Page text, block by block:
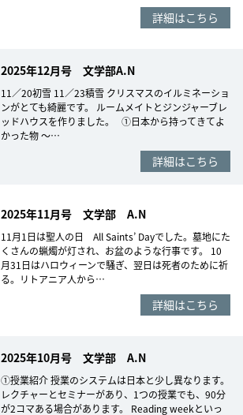
詳細はこちら
2025年12月号 文学部A.N
11／20初雪 11／23積雪 クリスマスのイルミネーショ
ンがとても綺麗です。 ルームメイトとジンジャーブレ
ッドハウスを作りました。 ①日本から持ってきてよ
かった物 ～…
詳細はこちら
2025年11月号 文学部 A.N
11月1日は聖人の日 All Saints’ Dayでした。墓地にた
くさんの蝋燭が灯され、お盆のような行事です。 10
月31日はハロウィーンで騒ぎ、翌日は死者のために祈
る。リトアニア人から…
詳細はこちら
2025年10月号 文学部 A.N
①授業紹介 授業のシステムは日本と少し異なります。
レクチャーとセミナーがあり、1つの授業でも、90分
が2コマある場合があります。 Reading weekといっ